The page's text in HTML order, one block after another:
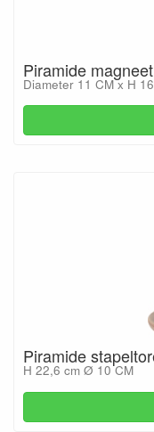
Piramide
Diameter 11 CM x H
Piramide
H 22,6 cm Ø 10 CM